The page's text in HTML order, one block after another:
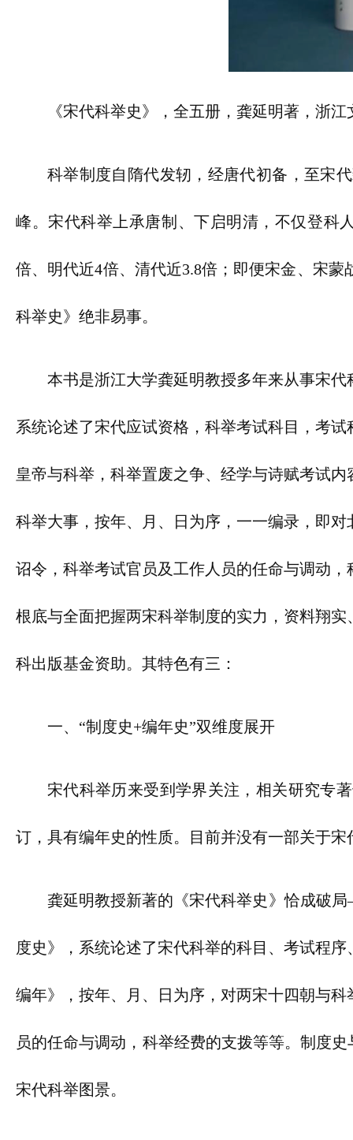
《宋代科举史》，全五册，龚延明著，浙
科举制度自隋代发轫，经唐代初备，至宋
峰。宋代科举上承唐制、下启明清，不仅登
倍、明代近4倍、清代近3.8倍；即便宋金、宋
科举史》绝非易事。
本书是浙江大学龚延明教授多年来从事宋
系统论述了宋代应试资格，科举考试科目，考
皇帝与科举，科举置废之争、经学与诗赋考试
科举大事，按年、月、日为序，一一编录，即
诏令，科举考试官员及工作人员的任命与调动
根底与全面把握两宋科举制度的实力，资料翔
科出版基金资助。其特色有三：
一、“制度史+编年史”双维度展开
宋代科举历来受到学界关注，相关研究专
订，具有编年史的性质。目前并没有一部关于
龚延明教授新著的《宋代科举史》恰成破
度史》，系统论述了宋代科举的科目、考试程
编年》，按年、月、日为序，对两宋十四朝与
员的任命与调动，科举经费的支拨等等。制度
宋代科举图景。